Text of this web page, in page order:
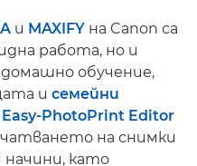
и MAXIFY на Canon са
работа, но и
обучение,
и семейни
Easy-PhotoPrint Editor
на снимки
начини, като